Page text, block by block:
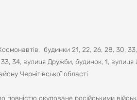
будинки 21, 22, 26, 28, 30,
34, вулиця Дружби, будинок, 1, вулиця
Чернігівської області
повністю окуповане російськими